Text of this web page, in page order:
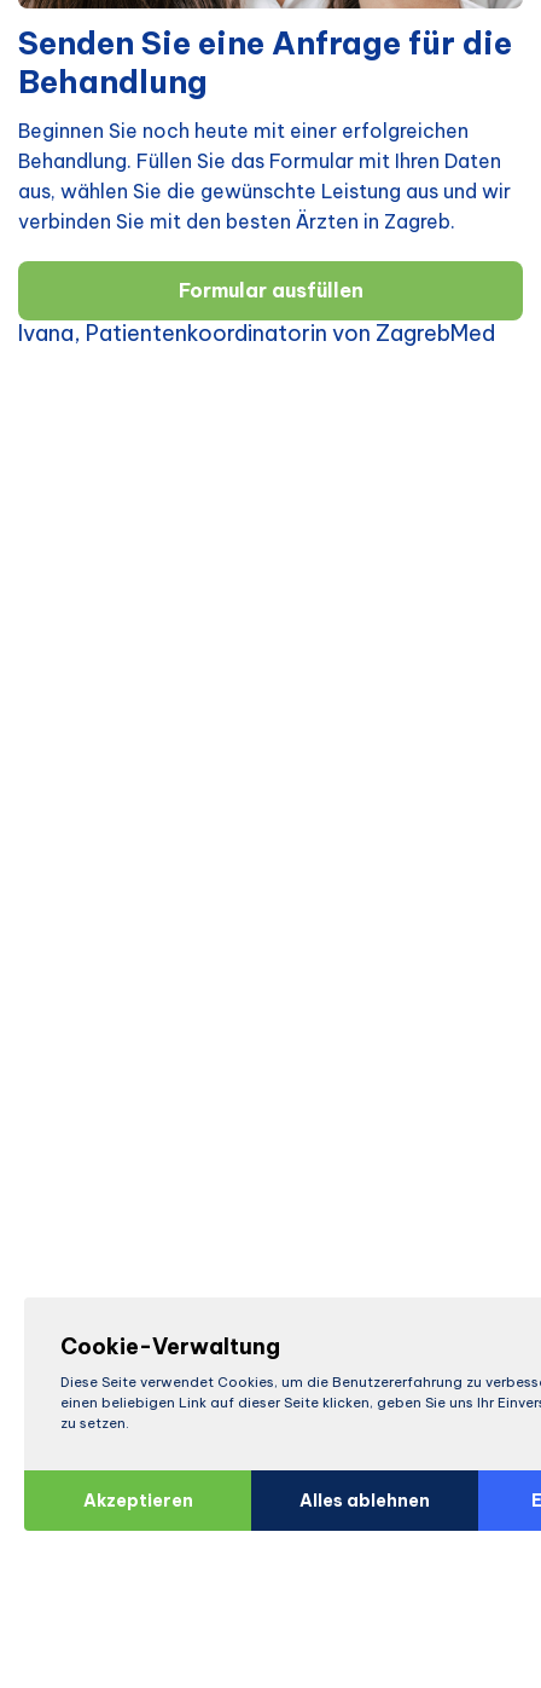
Senden Sie eine Anfrage für die
Behandlung
Beginnen Sie noch heute mit einer erfolgreichen
Behandlung. Füllen Sie das Formular mit Ihren Daten
aus, wählen Sie die gewünschte Leistung aus und wir
verbinden Sie mit den besten Ärzten in Zagreb.
Formular ausfüllen
Ivana, Patientenkoordinatorin von ZagrebMed
Cookie-Verwaltung
Diese Seite verwendet Cookies, um die Benutzererfahrung zu
einen beliebigen Link auf dieser Seite klicken, geben Sie uns Ihr
zu setzen.
Akzeptieren Alles ablehnen